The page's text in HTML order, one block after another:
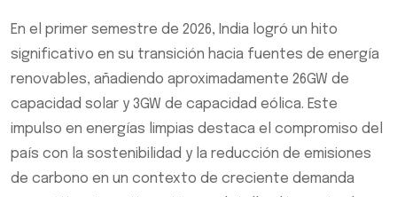
En el primer semestre de 2026, India logró un hito
significativo en su transición hacia fuentes de energía
renovables, añadiendo aproximadamente 26GW de
capacidad solar y 3GW de capacidad eólica. Este
impulso en energías limpias destaca el compromiso del
país con la sostenibilidad y la reducción de emisiones
de carbono en un contexto de creciente demanda